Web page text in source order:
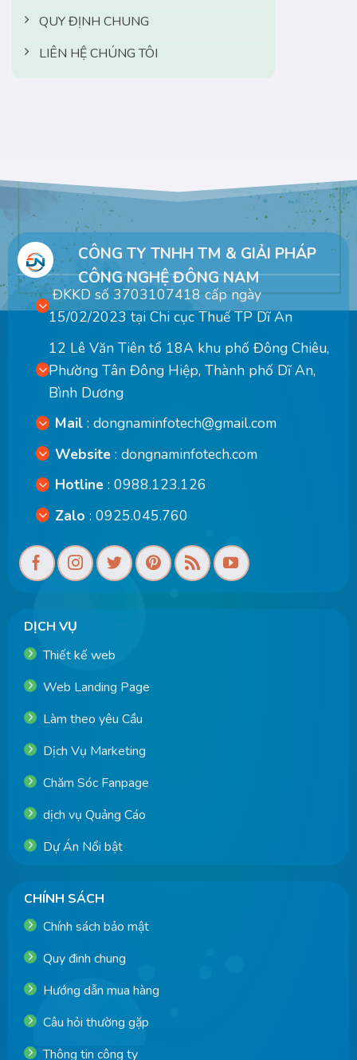
QUY ĐỊNH CHUNG
LIÊN HỆ CHÚNG TÔI
CÔNG TY TNHH TM & GIẢI PHÁP
CÔNG NGHỆ ĐÔNG NAM
ĐKKD số 3703107418 cấp ngày
15/02/2023 tại Chi cục Thuế TP Dĩ An
12 Lê Văn Tiên tổ 18A khu phố Đông Chiêu,
Phường Tân Đông Hiệp, Thành phố Dĩ An,
Bình Dương
Mail :dongnaminfotech@gmail.com
Website :dongnaminfotech.com
Hotline : 0988.123.126
Zalo : 0925.045.760
DỊCH VỤ
Thiết kế web
Web Landing Page
Làm theo yêu Cầu
Dịch Vụ Marketing
Chăm Sóc Fanpage
dịch vụ Quảng Cáo
Dự Án Nổi bật
CHÍNH SÁCH
Chính sách bảo mật
Quy đinh chung
Hướng dẫn mua hàng
Câu hỏi thường gặp
Thông tin công ty